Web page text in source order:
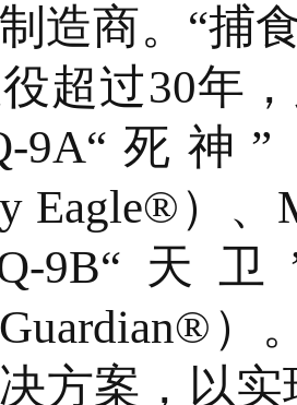
制造商。“捕
超过30年
9A“死神”
Eagle®）
9B“天卫
方案，以